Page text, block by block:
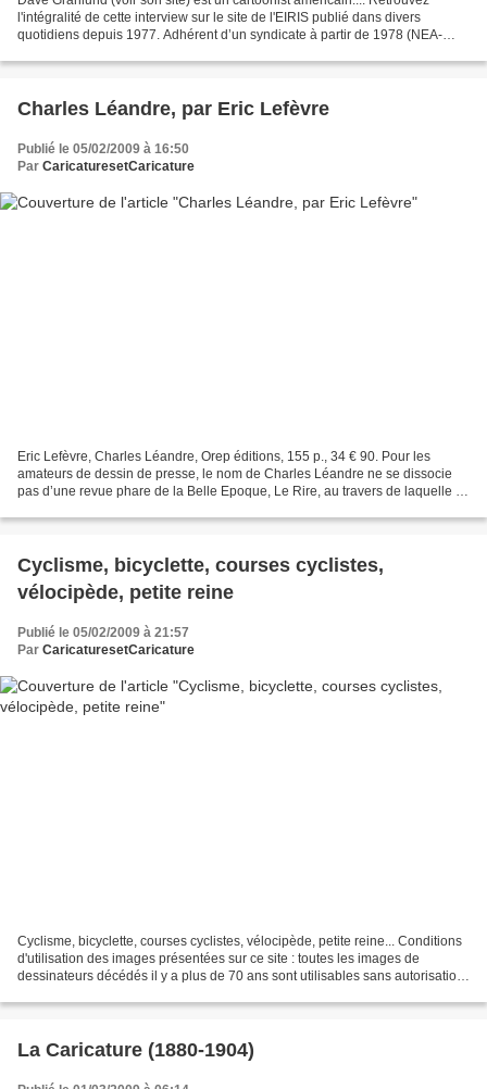
l'intégralité de cette interview sur le site de l'EIRIS publié dans divers
quotidiens depuis 1977. Adhérent d’un syndicate à partir de 1978 (NEA-
Charles Léandre, par Eric Lefèvre
Publié le 05/02/2009 à 16:50
Par CaricaturesetCaricature
Eric Lefèvre, Charles Léandre, Orep éditions, 155 p., 34 € 90. Pour les
amateurs de dessin de presse, le nom de Charles Léandre ne se dissocie
pas d’une revue phare de la Belle Epoque, Le Rire, au travers de laquelle il
Cyclisme, bicyclette, courses cyclistes,
vélocipède, petite reine
Publié le 05/02/2009 à 21:57
Par CaricaturesetCaricature
Cyclisme, bicyclette, courses cyclistes, vélocipède, petite reine... Conditions
d'utilisation des images présentées sur ce site : toutes les images de
dessinateurs décédés il y a plus de 70 ans sont utilisables sans autorisation
La Caricature (1880-1904)